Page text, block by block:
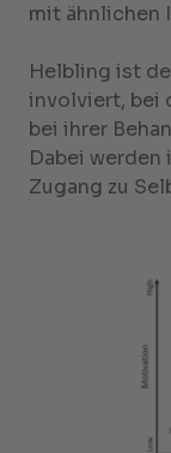
mit ähnlichen
Helbling ist
involviert, bei
bei ihrer
Dabei werden
Zugang zu